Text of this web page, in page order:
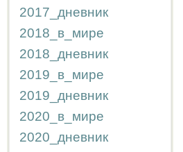
2017_дневник
2018_в_мире
2018_дневник
2019_в_мире
2019_дневник
2020_в_мире
2020_дневник